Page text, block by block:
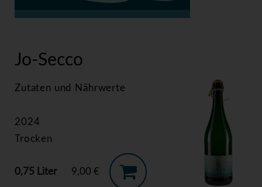
Jo-Secco
Zutaten und Nährwerte
2024
Trocken
0,75 Liter 9,00 €